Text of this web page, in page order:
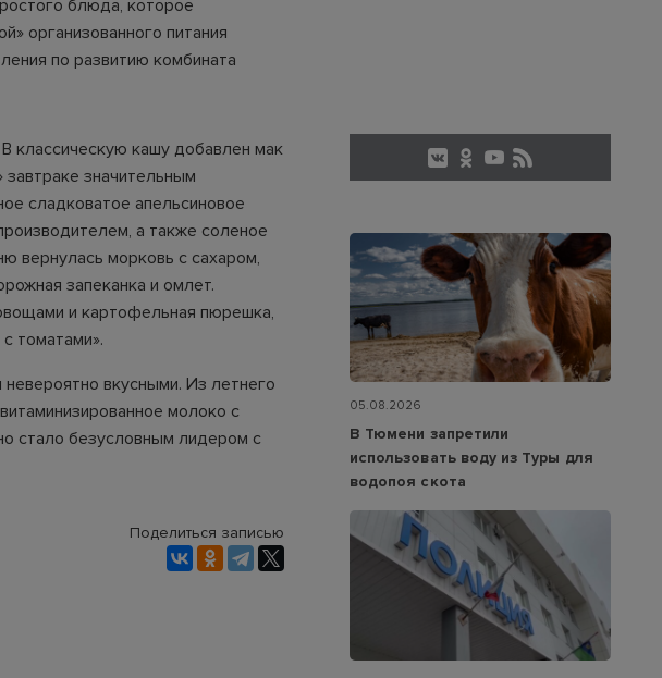
блюда, которое
организованного питания
по развитию комбината
классическую кашу добавлен мак
значительным
сладковатое апельсиновое
а также соленое
вернулась морковь с сахаром,
запеканка и омлет.
и картофельная пюрешка,
томатами».
вкусными. Из летнего
молоко с
стало безусловным лидером с
Поделиться записью
05.08.2026
В Тюмени запретили
использовать воду из Туры для
водопоя скота